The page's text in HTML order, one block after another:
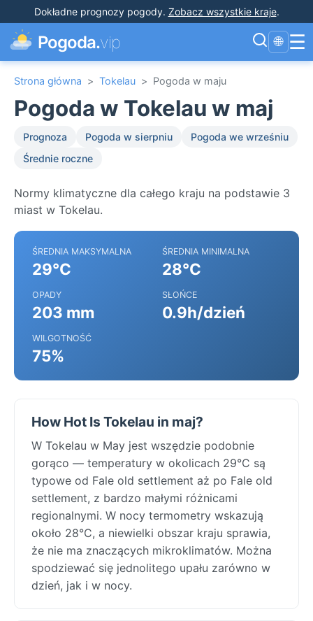
Dokładne prognozy pogody. Zobacz wszystkie kraje.
Pogoda.vip 🌐 ☰
Strona główna > Tokelau > Pogoda w maju
Pogoda w Tokelau w maj
Prognoza Pogoda w sierpniu
Pogoda we wrześniu
Średnie roczne
Normy klimatyczne dla całego kraju na podstawie 3
miast w Tokelau.
ŚREDNIA MAKSYMALNA
29°C
ŚREDNIA MINIMALNA
28°C
OPADY
203 mm
SŁOŃCE
0.9h/dzień
WILGOTNOŚĆ
75%
How Hot Is Tokelau in maj?
W Tokelau w May jest wszędzie podobnie
gorąco — temperatury w okolicach 29°C są
typowe od Fale old settlement aż po Fale old
settlement, z bardzo małymi różnicami
regionalnymi. W nocy termometry wskazują
około 28°C, a niewielki obszar kraju sprawia,
że nie ma znaczących mikroklimatów. Można
spodziewać się jednolitego upału zarówno w
dzień, jak i w nocy.